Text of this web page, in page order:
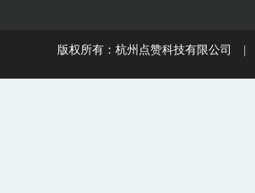
版权所有：杭州点赞科技有限公司